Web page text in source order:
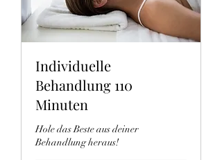
Individuelle
Behandlung 110
Minuten
Hole das Beste aus deiner
Behandlung heraus!